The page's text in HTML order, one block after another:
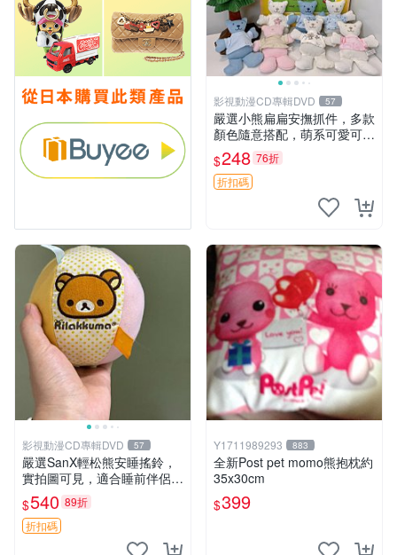
影視動漫CD專輯DVD 57
嚴選小熊扁扁安撫抓件，多款
顏色隨意搭配，萌系可愛可改
掛件 小熊安撫抓件 憶記 抓繩
孩童掛件
$248 76折
折扣碼
影視動漫CD專輯DVD 57
嚴選SanX輕松熊安睡搖鈴，
實拍圖可見，適合睡前伴侶，
Picks安撫好物 0325 懸吊 電
腦
$540 89折
折扣碼
Y1711989293 883
全新Post pet momo熊抱枕約
35x30cm
$399